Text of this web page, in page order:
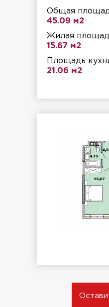
Общая
45.09 м2
Жилая
15.67 м2
Площадь
21.06 м2